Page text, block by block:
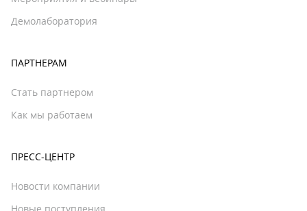
Демолаборатория
ПАРТНЕРАМ
Стать партнером
Как мы работаем
ПРЕСС-ЦЕНТР
Новости компании